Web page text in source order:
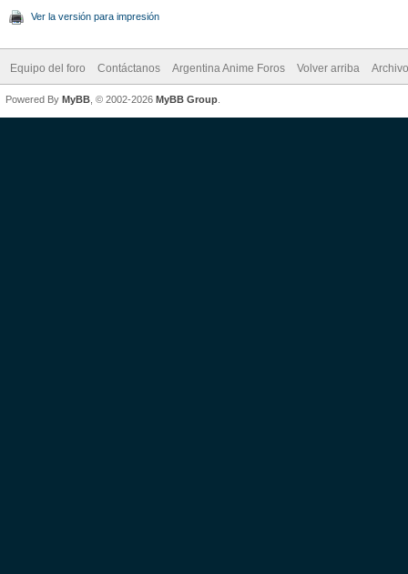
Ver la versión para impresión
Equipo del foro Contáctanos Argentina Anime Foros Volver arriba
Powered By MyBB , © 2002-2026 MyBB Group